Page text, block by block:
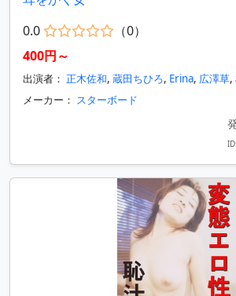
0.0
（0）
400円～
出演者： 正木佐和, 蔵田ちひろ, Erina, 広澤草,
メーカー： スターボード